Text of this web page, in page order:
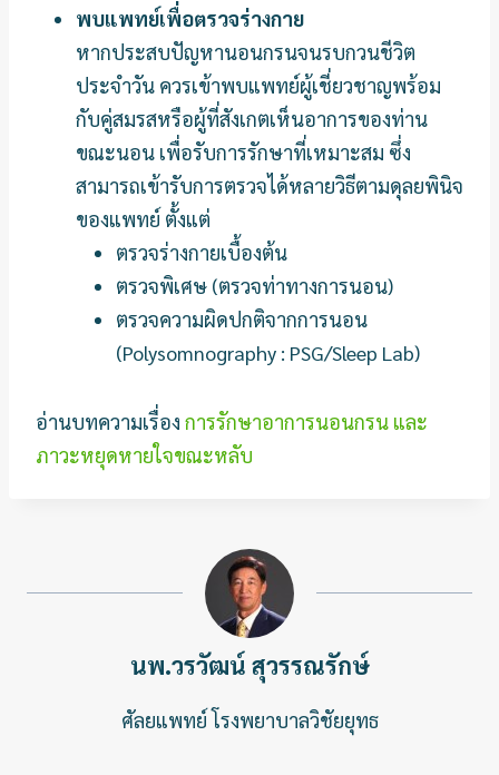
พบแพทย์เพื่อตรวจร่างกาย
หากประสบปัญหานอนกรนจนรบกวนชีวิต
ประจำวัน ควรเข้าพบแพทย์ผู้เชี่ยวชาญพร้อม
กับคู่สมรสหรือผู้ที่สังเกตเห็นอาการของท่าน
ขณะนอน เพื่อรับการรักษาที่เหมาะสม ซึ่ง
สามารถเข้ารับการตรวจได้หลายวิธีตามดุลยพินิจ
ของแพทย์ ตั้งแต่
ตรวจร่างกายเบื้องต้น
ตรวจพิเศษ (ตรวจท่าทางการนอน)
ตรวจความผิดปกติจากการนอน
(Polysomnography : PSG/Sleep Lab)
อ่านบทความเรื่อง การรักษาอาการนอนกรน และ
ภาวะหยุดหายใจขณะหลับ
นพ.วรวัฒน์ สุวรรณรักษ์
ศัลยแพทย์ โรงพยาบาลวิชัยยุทธ